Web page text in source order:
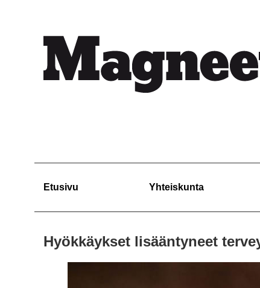
Etusivu Yhteiskunta
Hyökkäykset lisääntyneet